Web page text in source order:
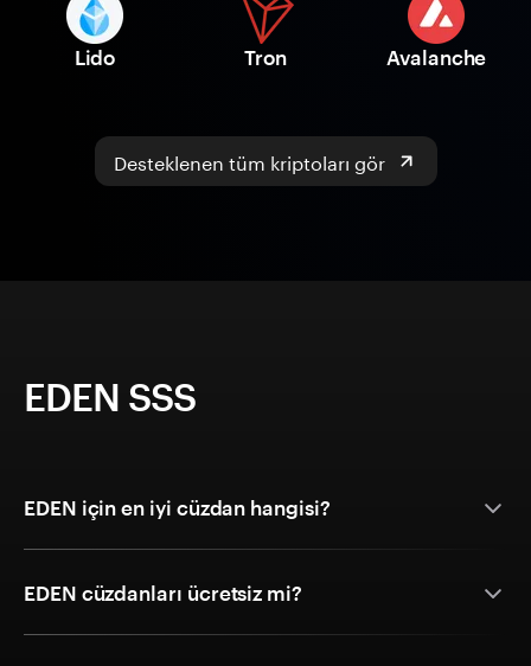
Lido Tron Avalanche
Desteklenen tüm kriptoları gör
EDEN SSS
EDEN için en iyi cüzdan hangisi?
EDEN cüzdanları ücretsiz mi?